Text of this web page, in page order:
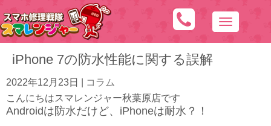
N
a
iPhone 7の防水性能に関する誤解
2022年12月23日
コラム
こんにちはスマレンジャー秋葉原店です
Androidは防水だけど、iPhoneは耐水？！